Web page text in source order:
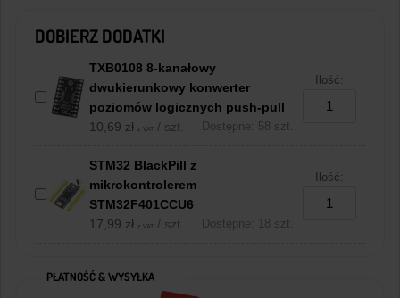
DOBIERZ DODATKI
TXB0108 8-kanałowy
dwukierunkowy konwerter
poziomów logicznych push-pull
10,69 zł z VAT / szt. Dostępne: 58 szt.
Ilość:
STM32 BlackPill z
mikrokontrolerem
STM32F401CCU6
17,99 zł z VAT / szt. Dostępne: 18 szt.
Ilość:
PŁATNOŚĆ & WYSYŁKA